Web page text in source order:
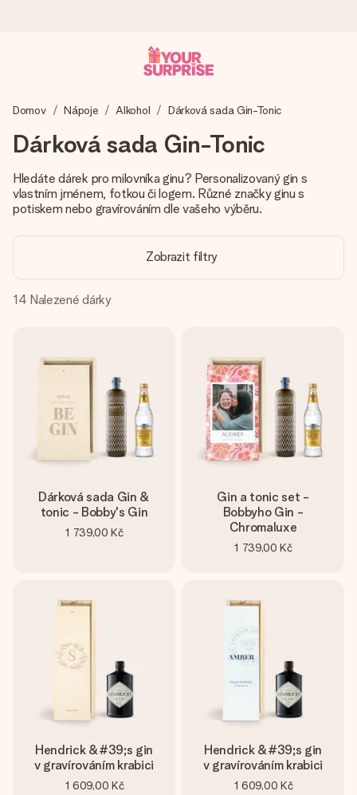
Váš dárek vytvoříme s láskou a bleskově odešleme –
tom nejvíc záleží.
4,8 (na základě +15 000 recenzí)
Naše dárky inspirují. Zákazníci nás na Google Reviews
jménem, vaší fotografií nebo vzkazem, který doopravdy
zahřeje u srdce. Žádné zbytečné složitosti, jen spousta
lásky pro daný okamžik.
Domov Nápoje Alkohol Dárková sada Gin-Tonic
Dárková sada Gin-Tonic
Hledáte dárek pro milovníka ginu? Personalizovaný gin s
vlastním jménem, fotkou či logem. Různé značky ginu s
potiskem nebo gravírováním dle vašeho výběru.
Zobrazit filtry
14 Nalezené dárky
Dárková sada Gin &
tonic - Bobby's Gin
1 739,00 Kč
Gin a tonic set -
Bobbyho Gin -
Chromaluxe
1 739,00 Kč
Hendrick &#39;s gin
v gravírováním krabici
1 609,00 Kč
Hendrick &#39;s gin
v gravírováním krabici
1 609,00 Kč